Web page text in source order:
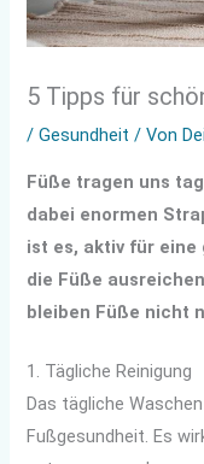
5 Tipps für
/Gesundheit / Von
Füße tragen uns
dabei enormen
ist es, aktiv für eine
die Füße
bleiben Füße nicht
1. Tägliche Reinigung
Das tägliche
Fußgesundheit. Es